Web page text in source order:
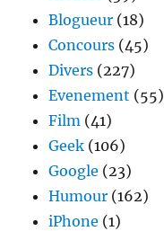
Blogueur (18)
Concours (45)
Divers (227)
Evenement (55)
Film (41)
Geek (106)
Google (23)
Humour (162)
iPhone (1)